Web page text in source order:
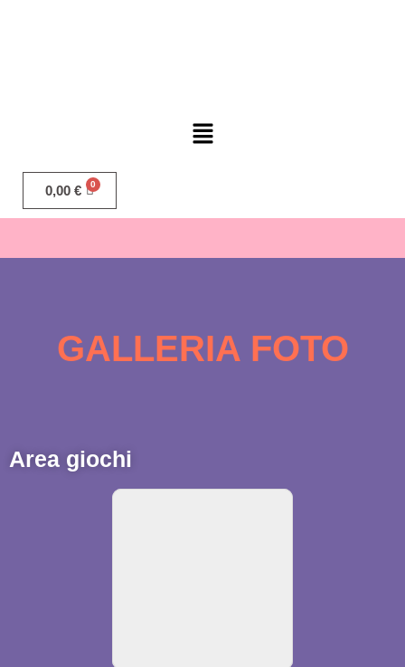
0,00 €
GALLERIA FOTO
Area giochi